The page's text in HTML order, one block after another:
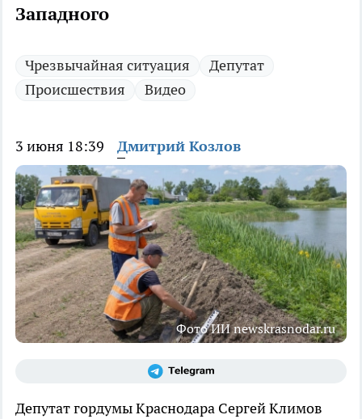
Западного
Чрезвычайная ситуация
Депутат
Происшествия
Видео
3 июня 18:39 Дмитрий Козлов
Фото ИИ newskrasnodar.ru
Депутат гордумы Краснодара Сергей Климов